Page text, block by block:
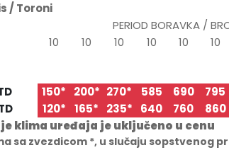
/ Toroni
PERIOD BORAVKA /
10
10 10 10 10 10
150* 200* 270* 585 690 795
120* 165* 235* 640 760 860
klima uređaja je uključeno u cenu
sa zvezdicom *, u slučaju sopstvenog